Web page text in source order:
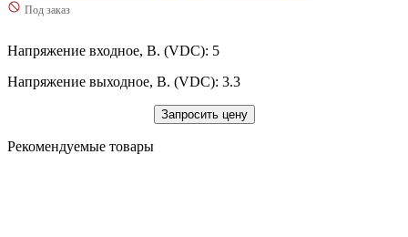
Под заказ
Напряжение входное, В. (VDC): 5
Напряжение выходное, В. (VDC): 3.3
Запросить цену
Рекомендуемые товары